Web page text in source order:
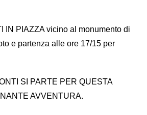
IN PIAZZA vicino al monumento di
e partenza alle ore 17/15 per
SI PARTE PER QUESTA
AVVENTURA.